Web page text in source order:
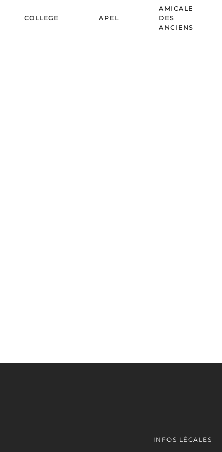
COLLEGE APEL
AMICALE
DES
ANCIENS
INFOS LÉGALES